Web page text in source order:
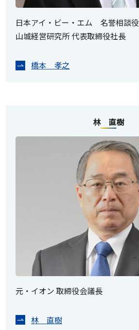
日本アイ・ビー・エム 名誉相談役
山城経営研究所 代表取締役社長
橋本 孝之
林 直樹
元・イオン 取締役会議長
林 直樹